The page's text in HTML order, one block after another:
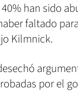
han sido
faltado
Kilmnick.
por el